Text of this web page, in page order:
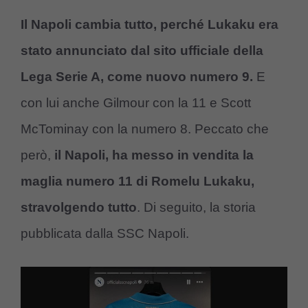
Il Napoli cambia tutto, perché Lukaku era
stato annunciato dal sito ufficiale della
Lega Serie A, come nuovo numero 9. E
con lui anche Gilmour con la 11 e Scott
McTominay con la numero 8. Peccato che
però, il Napoli, ha messo in vendita la
maglia numero 11 di Romelu Lukaku,
stravolgendo tutto. Di seguito, la storia
pubblicata dalla SSC Napoli.